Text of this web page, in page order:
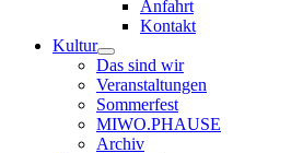
Anfahrt
Kontakt
Kultur
Das sind wir
Veranstaltungen
Sommerfest
MIWO.PHAUSE
Archiv